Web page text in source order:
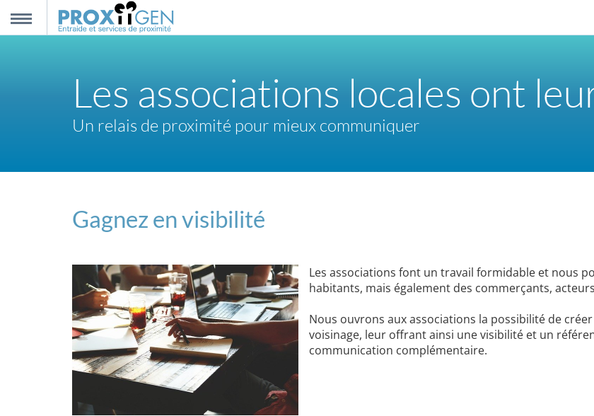
Les associations locales ont
Un relais de proximité pour mieux communiquer
Gagnez en visibilité
Les associations font un travail formidable et nous
habitants, mais également des commerçants,
Nous ouvrons aux associations la possibilité de
voisinage, leur offrant ainsi une visibilité et un
communication complémentaire.